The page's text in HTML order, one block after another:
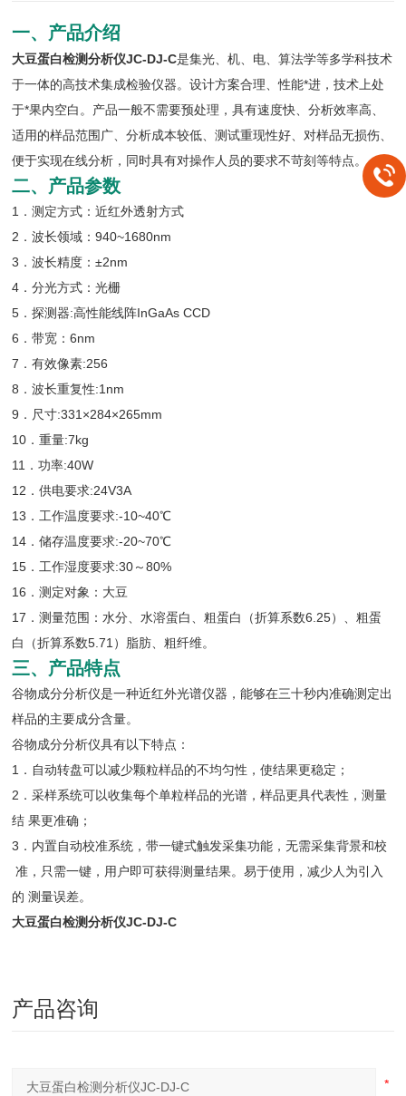
一、产品介绍
大豆蛋白检测分析仪JC-DJ-C是集光、机、电、算法学等多学科技术
于一体的高技术集成检验仪器。设计方案合理、性能*进，技术上处
于*果内空白。产品一般不需要预处理，具有速度快、分析效率高、
适用的样品范围广、分析成本较低、测试重现性好、对样品无损伤、
便于实现在线分析，同时具有对操作人员的要求不苛刻等特点。
二、产品参数
1．测定方式：近红外透射方式
2．波长领域：940~1680nm
3．波长精度：±2nm
4．分光方式：光栅
5．探测器:高性能线阵InGaAs CCD
6．带宽：6nm
7．有效像素:256
8．波长重复性:1nm
9．尺寸:331×284×265mm
10．重量:7kg
11．功率:40W
12．供电要求:24V3A
13．工作温度要求:-10~40℃
14．储存温度要求:-20~70℃
15．工作湿度要求:30～80%
16．测定对象：大豆
17．测量范围：水分、水溶蛋白、粗蛋白（折算系数6.25）、粗蛋
白（折算系数5.71）脂肪、粗纤维。
三、产品特点
谷物成分分析仪是一种近红外光谱仪器，能够在三十秒内准确测定出
样品的主要成分含量。
谷物成分分析仪具有以下特点：
1．自动转盘可以减少颗粒样品的不均匀性，使结果更稳定；
2．采样系统可以收集每个单粒样品的光谱，样品更具代表性，测量
结 果更准确；
3．内置自动校准系统，带一键式触发采集功能，无需采集背景和校
准，只需一键，用户即可获得测量结果。易于使用，减少人为引入
的 测量误差。
大豆蛋白检测分析仪JC-DJ-C
产品咨询